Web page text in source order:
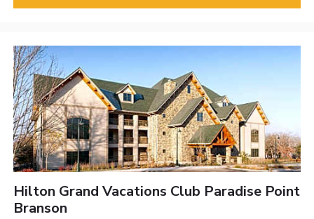
Hilton Grand Vacations Club Paradise Point
Branson